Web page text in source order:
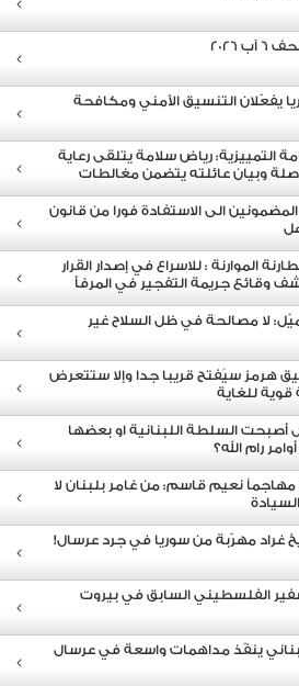
2026
يفعّلان التنسيق الأمني ومكافحة
التمييزية: رياض سلامة يتلقى رعاية
وبيان عائلته يتضمن مغالطات
الى الاستفادة فورا من قانون
الموارنة : للاسراع في إصدار القرار
وقائع جريمة التفجير في المرفأ
لا مصالحة في ظل السلاح غير
هرمز سيُفتح قريبا جدا وإلا ستتعرض
قوية للغاية
أصبحت السلطة اللبنانية او بعضها
رام الله؟
نعيم قاسم: من غامر بلبنان لا
غراد مهرّبة من سوريا في جرد عرسال!
الفلسطيني السابق في بيروت
ينفّذ مداهمات واسعة في عرسال